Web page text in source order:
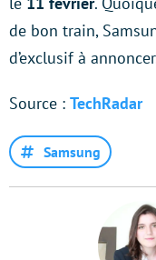
de bon train,
d’exclusif à
Source : TechRadar
Samsung